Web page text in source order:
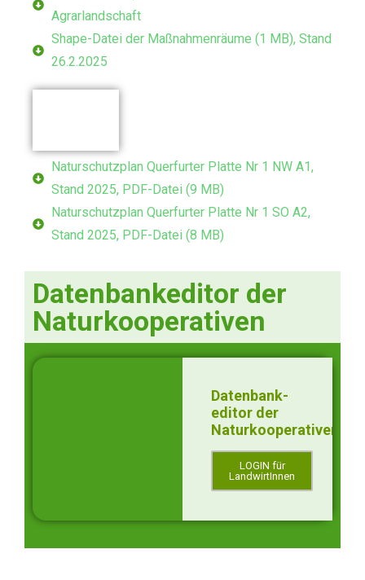
Agrarlandschaft
Shape-Datei der Maßnahmenräume (1 MB), Stand
26.2.2025
Naturschutzplan Querfurter Platte Nr 1 NW A1,
Stand 2025, PDF-Datei (9 MB)
Naturschutzplan Querfurter Platte Nr 1 SO A2,
Stand 2025, PDF-Datei (8 MB)
Datenbankeditor der
Naturkooperativen
Datenbank-
editor der
Naturkooperativen
LOGIN für
LandwirtInnen